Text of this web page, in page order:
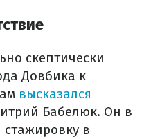
скептически
Довбика к
высказался
Бабелюк. Он в
стажировку в